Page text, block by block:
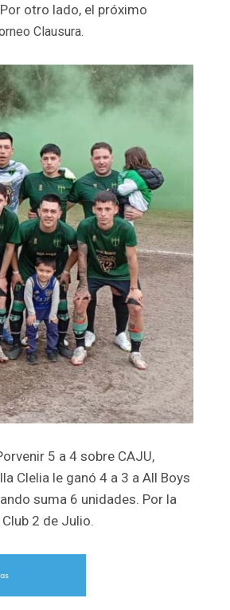
otro lado, el próximo
Clausura.
5 a 4 sobre CAJU,
Clelia le ganó 4 a 3 a All Boys
suma 6 unidades. Por la
2 de Julio.